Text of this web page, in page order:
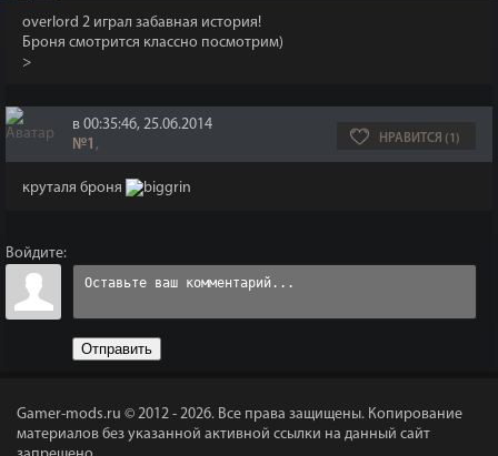
overlord 2 играл забавная история!
Броня смотрится классно посмотрим)
>
в 00:35:46, 25.06.2014
№1 , НРАВИТСЯ (1)
круталя броня
Войдите:
Отправить
Gamer-mods.ru © 2012 - 2026. Все права защищены. Копирование
материалов без указанной активной ссылки на данный сайт